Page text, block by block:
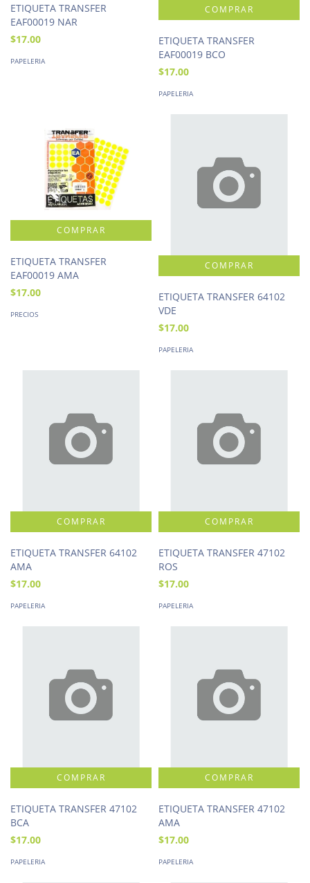
ETIQUETA TRANSFER
EAF00019 NAR
$17.00
PAPELERIA
ETIQUETA TRANSFER
EAF00019 BCO
$17.00
PAPELERIA
ETIQUETA TRANSFER
EAF00019 AMA
$17.00
PRECIOS
ETIQUETA TRANSFER 64102
VDE
$17.00
PAPELERIA
ETIQUETA TRANSFER 64102
AMA
$17.00
PAPELERIA
ETIQUETA TRANSFER 47102
ROS
$17.00
PAPELERIA
ETIQUETA TRANSFER 47102
BCA
$17.00
PAPELERIA
ETIQUETA TRANSFER 47102
AMA
$17.00
PAPELERIA